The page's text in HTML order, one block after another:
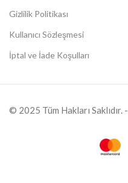
Gizlilik Politikası
Kullanıcı Sözleşmesi
İptal ve İade Koşulları
© 2025 Tüm Hakları Saklıdır. -